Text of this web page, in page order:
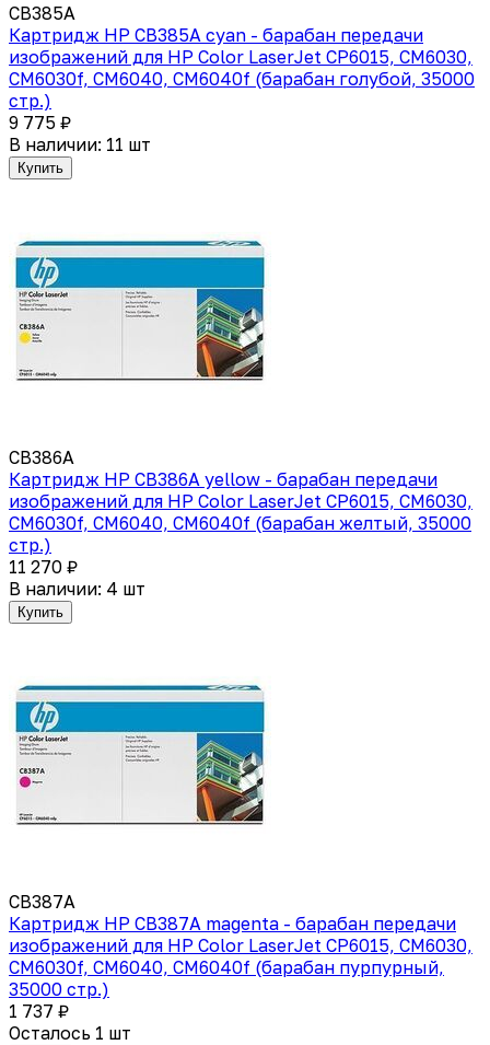
CB385A
Картридж HP CB385A cyan - барабан передачи
изображений для HP Color LaserJet CP6015, CM6030,
CM6030f, CM6040, CM6040f (барабан голубой, 35000
стр.)
9 775 ₽
В наличии: 11 шт
Купить
CB386A
Картридж HP CB386A yellow - барабан передачи
изображений для HP Color LaserJet CP6015, CM6030,
CM6030f, CM6040, CM6040f (барабан желтый, 35000
стр.)
11 270 ₽
В наличии: 4 шт
Купить
CB387A
Картридж HP CB387A magenta - барабан передачи
изображений для HP Color LaserJet CP6015, CM6030,
CM6030f, CM6040, CM6040f (барабан пурпурный,
35000 стр.)
1 737 ₽
Осталось 1 шт